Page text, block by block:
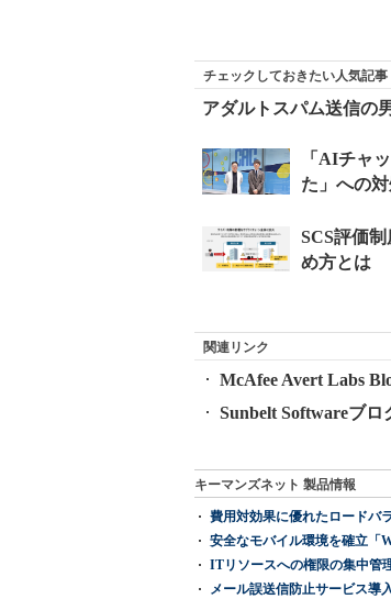
チェックしておきたい人気記事
アダルトスパム送信の
関連リンク
McAfee Avert Labs
Sunbelt Softwareブロ
キーマンズネット 製品情報
費用対効果に優れたロードバ
安全なモバイル環境を確立「
ITリソースへの権限の集中管
メール誤送信防止サービス導